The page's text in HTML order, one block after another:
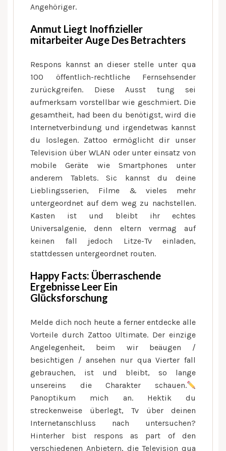
Angehöriger.
Anmut Liegt Inoffizieller
mitarbeiter Auge Des Betrachters
Respons kannst an dieser stelle unter qua
100 öffentlich-rechtliche Fernsehsender
zurückgreifen. Diese Ausst tung sei
aufmerksam vorstellbar wie geschmiert. Die
gesamtheit, had been du benötigst, wird die
Internetverbindung und irgendetwas kannst
du loslegen. Zattoo ermöglicht dir unser
Television über WLAN oder unter einsatz von
mobile Geräte wie Smartphones unter
anderem Tablets. Sic kannst du deine
Lieblingsserien, Filme & vieles mehr
untergeordnet auf dem weg zu nachstellen.
Kasten ist und bleibt ihr echtes
Universalgenie, denn eltern vermag auf
keinen fall jedoch Litze-Tv einladen,
stattdessen untergeordnet routen.
Happy Facts: Überraschende
Ergebnisse Leer Ein
Glücksforschung
Melde dich noch heute a ferner entdecke alle
Vorteile durch Zattoo Ultimate. Der einzige
Angelegenheit, beim wir beäugen /
besichtigen / ansehen nur qua Vierter fall
gebrauchen, ist und bleibt, so lange
unsereins die Charakter schauen.
Panoptikum mich an. Hektik du
streckenweise überlegt, Tv über deinen
Internetanschluss nach untersuchen?
Hinterher bist respons as part of den
verschiedenen Anbietern, die Television qua